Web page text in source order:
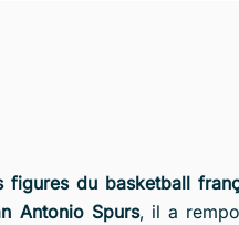
figures du basketball
Antonio Spurs, il a